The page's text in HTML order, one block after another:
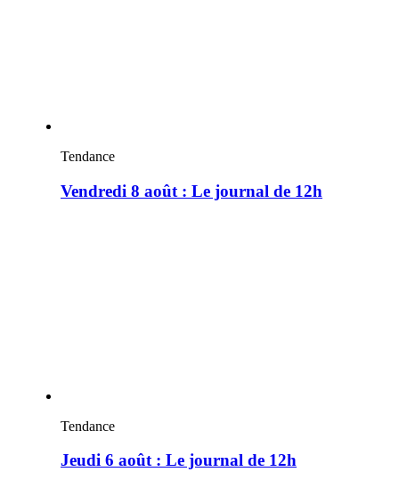
Tendance
Vendredi 8 août : Le journal de 12h
Tendance
Jeudi 6 août : Le journal de 12h